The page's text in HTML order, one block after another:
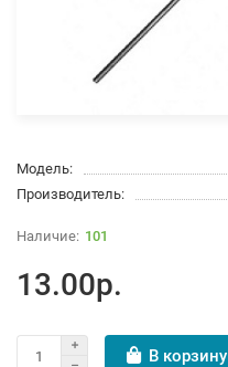
Модель:
Производитель:
101
13.00р.
В корзину